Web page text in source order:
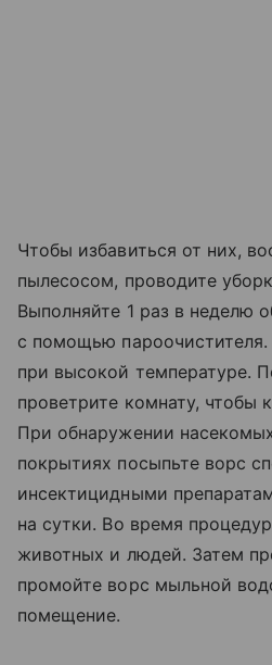
Чтобы избавиться от них,
пылесосом, проводите
Выполняйте 1 раз в неделю
с помощью
при высокой температуре.
проветрите комнату, чтобы
При обнаружении
покрытиях посыпьте ворс
инсектицидными
на сутки. Во время
животных и людей. Затем
промойте ворс мыльной
помещение.